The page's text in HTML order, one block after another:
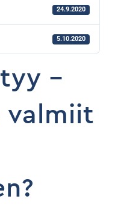
24.9.2020
5.10.2020
–
valmiit